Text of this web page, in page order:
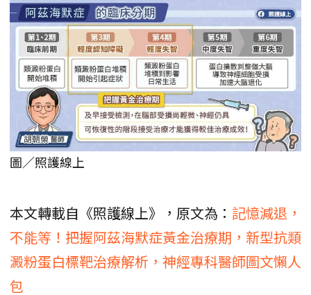
圖／照護線上
本文轉載自《照護線上》，原文為： 記憶減退，
不能等！把握阿茲海默症黃金治療期，新型抗類
澱粉蛋白標靶治療解析，神經專科醫師圖文懶人
包